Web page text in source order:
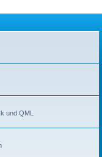
und QML